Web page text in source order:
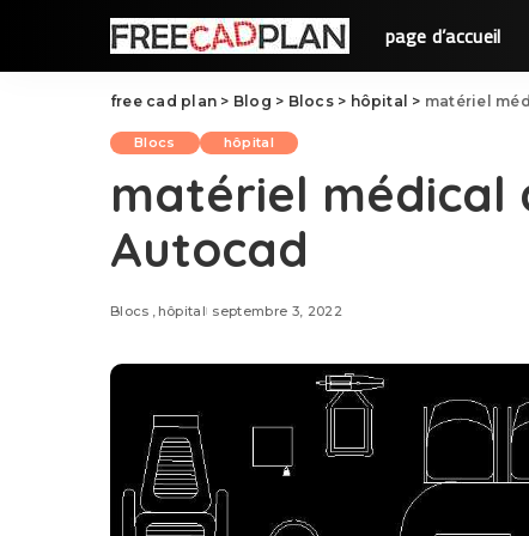
page d’accueil
free cad plan > Blog > Blocs> hôpital > matériel
Blocs hôpital
matériel médical
Autocad
Blocs hôpital septembre 3, 2022